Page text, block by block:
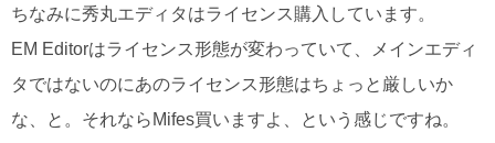
ちなみに秀丸エディタはライセンス購入しています。
EM Editorはライセンス形態が変わっていて、メインエディ
タではないのにあのライセンス形態はちょっと厳しいか
な、と。それならMifes買いますよ、という感じですね。